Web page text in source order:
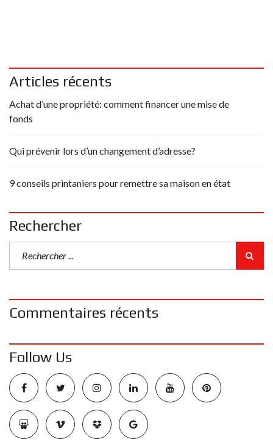
Articles récents
Achat d’une propriété: comment financer une mise de
fonds
Qui prévenir lors d’un changement d’adresse?
9 conseils printaniers pour remettre sa maison en état
Rechercher
Commentaires récents
Follow Us